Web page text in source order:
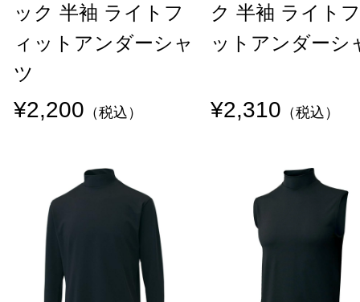
ック 半袖 ライトフ
ィットアンダーシャ
ツ
¥2,200 （税込）
ク 半袖 ライト
ットアンダーシ
¥2,310 （税込）